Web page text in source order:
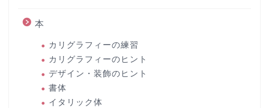
本
カリグラフィーの練習
カリグラフィーのヒント
デザイン・装飾のヒント
書体
イタリック体